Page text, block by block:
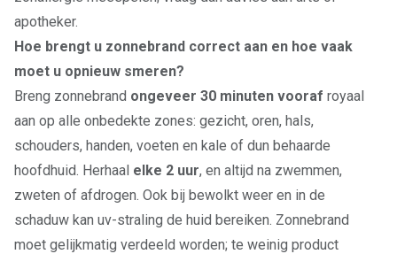
apotheker.
Hoe brengt u zonnebrand correct aan en hoe vaak
moet u opnieuw smeren?
Breng zonnebrand ongeveer 30 minuten vooraf royaal
aan op alle onbedekte zones: gezicht, oren, hals,
schouders, handen, voeten en kale of dun behaarde
hoofdhuid. Herhaal elke 2 uur, en altijd na zwemmen,
zweten of afdrogen. Ook bij bewolkt weer en in de
schaduw kan uv-straling de huid bereiken. Zonnebrand
moet gelijkmatig verdeeld worden; te weinig product